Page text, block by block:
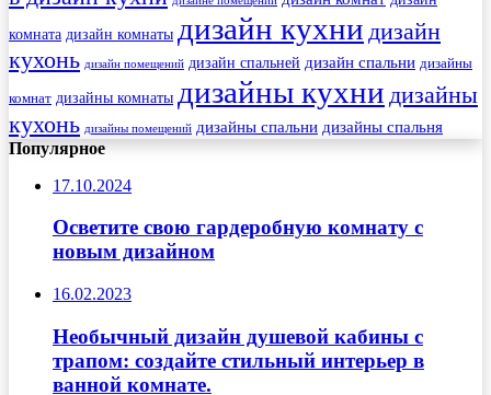
комната дизайн комнаты дизайн кухни дизайн
кухонь дизайн помещений дизайн спальней дизайн спальни дизайны
комнат дизайны комнаты дизайны кухни дизайны
кухонь дизайны помещений дизайны спальни дизайны спальня
Популярное
17.10.2024
Осветите свою гардеробную комнату с
новым дизайном
16.02.2023
Необычный дизайн душевой кабины с
трапом: создайте стильный интерьер в
ванной комнате.